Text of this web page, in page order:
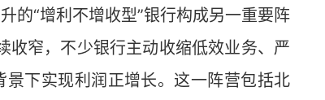
“增利不增收型”银行构成另一重要阵
窄，不少银行主动收缩低效业务、严
下实现利润正增长。这一阵营包括北